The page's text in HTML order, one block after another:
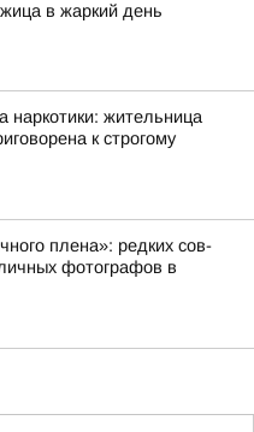
в жаркий день
наркотики: жительница
к строгому
плена»: редких сов-
фотографов в